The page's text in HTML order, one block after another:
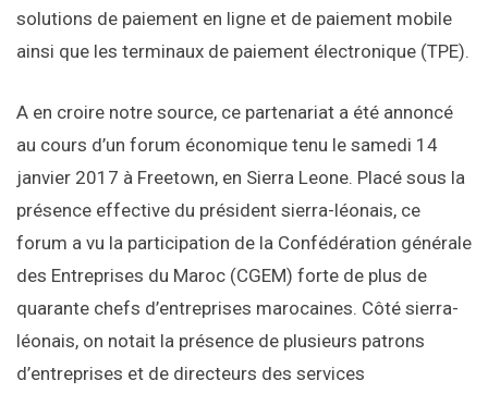
solutions de paiement en ligne et de paiement mobile
ainsi que les terminaux de paiement électronique (TPE).
A en croire notre source, ce partenariat a été annoncé
au cours d’un forum économique tenu le samedi 14
janvier 2017 à Freetown, en Sierra Leone. Placé sous la
présence effective du président sierra-léonais, ce
forum a vu la participation de la Confédération générale
des Entreprises du Maroc (CGEM) forte de plus de
quarante chefs d’entreprises marocaines. Côté sierra-
léonais, on notait la présence de plusieurs patrons
d’entreprises et de directeurs des services